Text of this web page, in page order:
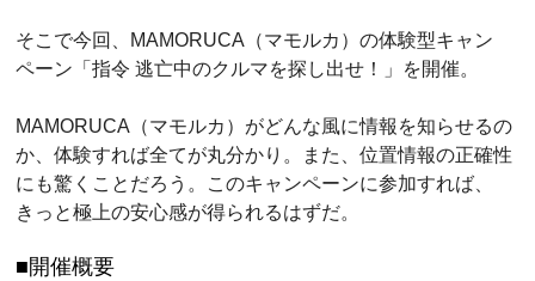
そこで今回、MAMORUCA（マモルカ）の体験型キャン
ペーン「指令 逃亡中のクルマを探し出せ！」を開催。
MAMORUCA（マモルカ）がどんな風に情報を知らせるの
か、体験すれば全てが丸分かり。また、位置情報の正確性
にも驚くことだろう。このキャンペーンに参加すれば、
きっと極上の安心感が得られるはずだ。
開催概要